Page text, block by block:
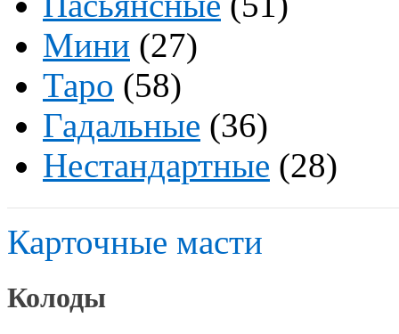
Мини (27)
Таро (58)
Гадальные (36)
Нестандартные (28)
Карточные масти
Колоды